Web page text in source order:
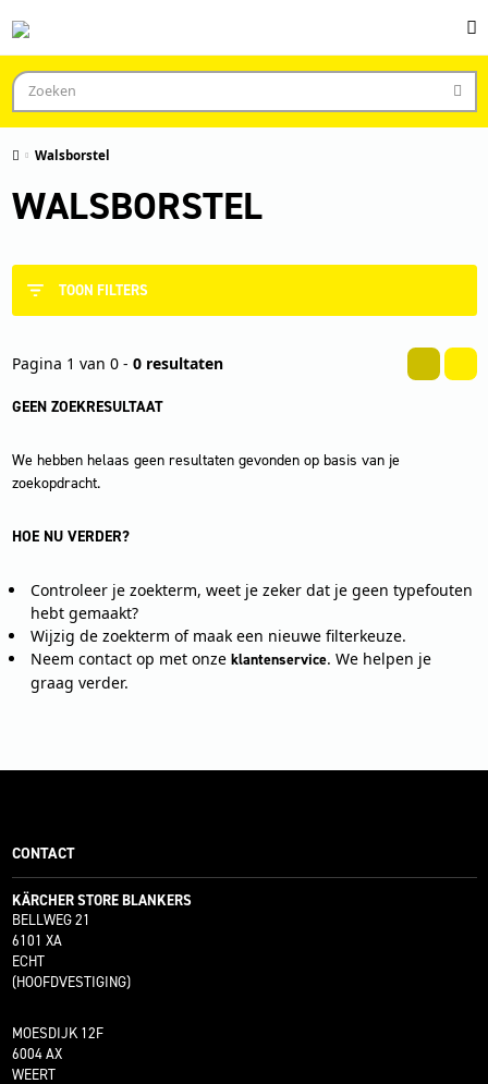
Walsborstel
WALSBORSTEL
TOON FILTERS
Pagina 1 van 0 - 0 resultaten
GEEN ZOEKRESULTAAT
We hebben helaas geen resultaten gevonden op basis van je
zoekopdracht.
HOE NU VERDER?
Controleer je zoekterm, weet je zeker dat je geen typefouten
hebt gemaakt?
Wijzig de zoekterm of maak een nieuwe filterkeuze.
Neem contact op met onze klantenservice. We helpen je
graag verder.
CONTACT
KÄRCHER STORE BLANKERS
BELLWEG 21
6101 XA
ECHT
(HOOFDVESTIGING)
MOESDIJK 12F
6004 AX
WEERT